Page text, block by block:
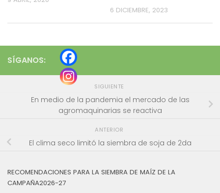
6 DICIEMBRE, 2023
SÍGANOS:
SIGUIENTE
En medio de la pandemia el mercado de las
agromaquinarias se reactiva
ANTERIOR
El clima seco limitó la siembra de soja de 2da
RECOMENDACIONES PARA LA SIEMBRA DE MAÍZ DE LA
CAMPAÑA2026-27